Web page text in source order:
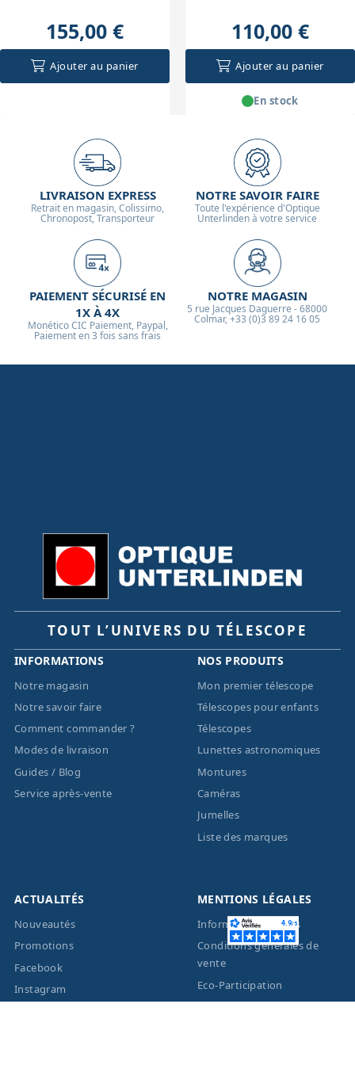
155,00 €
Ajouter au panier
110,00 €
Ajouter au panier
En stock
LIVRAISON EXPRESS
Retrait en magasin, Colissimo,
Chronopost, Transporteur
NOTRE SAVOIR FAIRE
Toute l'expérience d'Optique
Unterlinden à votre service
PAIEMENT SÉCURISÉ EN
1X À 4X
Monético CIC Paiement, Paypal,
Paiement en 3 fois sans frais
NOTRE MAGASIN
5 rue Jacques Daguerre - 68000
Colmar, +33 (0)3 89 24 16 05
TOUT L’UNIVERS DU TÉLESCOPE
INFORMATIONS
Notre magasin
Notre savoir faire
Comment commander ?
Modes de livraison
Guides / Blog
Service après-vente
NOS PRODUITS
Mon premier télescope
Télescopes pour enfants
Télescopes
Lunettes astronomiques
Montures
Caméras
Jumelles
Liste des marques
ACTUALITÉS
Nouveautés
Promotions
Facebook
Instagram
MENTIONS LÉGALES
Informations légales
Conditions générales de
vente
Eco-Participation
Vos données personnelles